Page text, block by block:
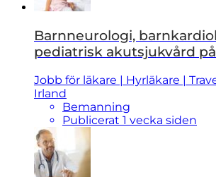
Barnneurologi,
pediatrisk akutsjukvård
Jobb för läkare | Hyrläkare |
Irland
Bemanning
Publicerat 1 vecka siden